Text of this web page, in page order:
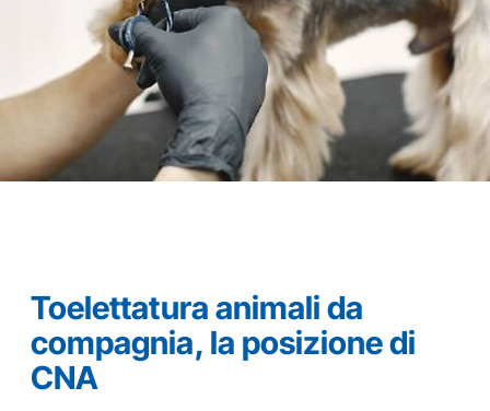
Toelettatura animali da
compagnia, la posizione di
CNA